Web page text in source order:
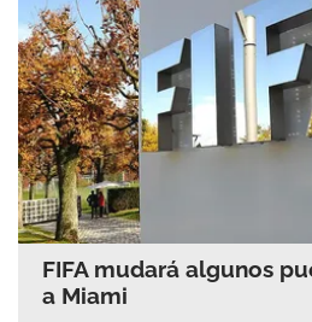
FIFA mudará algunos
a Miami